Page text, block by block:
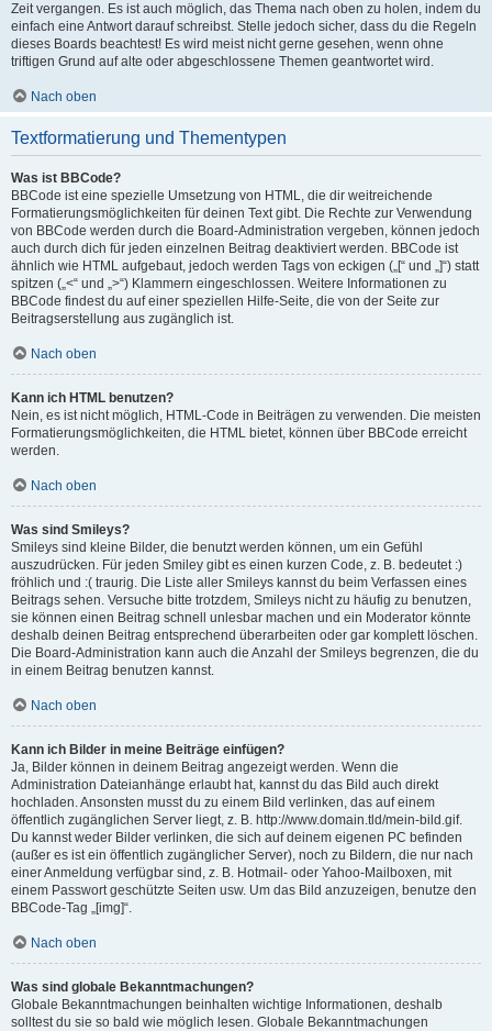
Zeit vergangen. Es ist auch möglich, das Thema nach oben zu holen, indem du
einfach eine Antwort darauf schreibst. Stelle jedoch sicher, dass du die Regeln
dieses Boards beachtest! Es wird meist nicht gerne gesehen, wenn ohne
triftigen Grund auf alte oder abgeschlossene Themen geantwortet wird.
Nach oben
Textformatierung und Thementypen
Was ist BBCode?
BBCode ist eine spezielle Umsetzung von HTML, die dir weitreichende
Formatierungsmöglichkeiten für deinen Text gibt. Die Rechte zur Verwendung
von BBCode werden durch die Board-Administration vergeben, können jedoch
auch durch dich für jeden einzelnen Beitrag deaktiviert werden. BBCode ist
ähnlich wie HTML aufgebaut, jedoch werden Tags von eckigen („[“ und „]“) statt
spitzen („<“ und „>“) Klammern eingeschlossen. Weitere Informationen zu
BBCode findest du auf einer speziellen Hilfe-Seite, die von der Seite zur
Beitragserstellung aus zugänglich ist.
Nach oben
Kann ich HTML benutzen?
Nein, es ist nicht möglich, HTML-Code in Beiträgen zu verwenden. Die meisten
Formatierungsmöglichkeiten, die HTML bietet, können über BBCode erreicht
werden.
Nach oben
Was sind Smileys?
Smileys sind kleine Bilder, die benutzt werden können, um ein Gefühl
auszudrücken. Für jeden Smiley gibt es einen kurzen Code, z. B. bedeutet :)
fröhlich und :( traurig. Die Liste aller Smileys kannst du beim Verfassen eines
Beitrags sehen. Versuche bitte trotzdem, Smileys nicht zu häufig zu benutzen,
sie können einen Beitrag schnell unlesbar machen und ein Moderator könnte
deshalb deinen Beitrag entsprechend überarbeiten oder gar komplett löschen.
Die Board-Administration kann auch die Anzahl der Smileys begrenzen, die du
in einem Beitrag benutzen kannst.
Nach oben
Kann ich Bilder in meine Beiträge einfügen?
Ja, Bilder können in deinem Beitrag angezeigt werden. Wenn die
Administration Dateianhänge erlaubt hat, kannst du das Bild auch direkt
hochladen. Ansonsten musst du zu einem Bild verlinken, das auf einem
öffentlich zugänglichen Server liegt, z. B. http://www.domain.tld/mein-bild.gif.
Du kannst weder Bilder verlinken, die sich auf deinem eigenen PC befinden
(außer es ist ein öffentlich zugänglicher Server), noch zu Bildern, die nur nach
einer Anmeldung verfügbar sind, z. B. Hotmail- oder Yahoo-Mailboxen, mit
einem Passwort geschützte Seiten usw. Um das Bild anzuzeigen, benutze den
BBCode-Tag „[img]“.
Nach oben
Was sind globale Bekanntmachungen?
Globale Bekanntmachungen beinhalten wichtige Informationen, deshalb
solltest du sie so bald wie möglich lesen. Globale Bekanntmachungen